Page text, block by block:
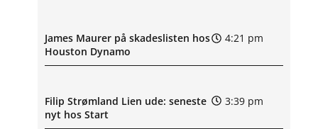
James Maurer på skadeslisten hos
Houston Dynamo
4:21 pm
Filip Strømland Lien ude: seneste
nyt hos Start
3:39 pm